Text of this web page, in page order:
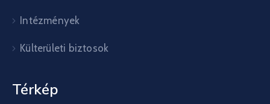
Intézmények
Külterületi biztosok
Térkép